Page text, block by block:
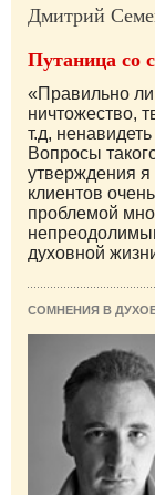
Дмитрий
Путаница со
«Правильно ли
ничтожество,
т.д,
Вопросы
утверждения
клиентов
проблемой
духовной
СОМНЕНИЯ В